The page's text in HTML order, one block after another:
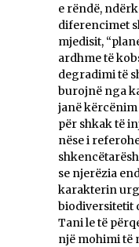
e rëndë,
diferencimet
mjedisit,
ardhme të
degradimi të
burojnë nga
janë
për shkak të
nëse i
se njerëzia
karakterin
biodiversitetit
Tani le të
një mohimi të